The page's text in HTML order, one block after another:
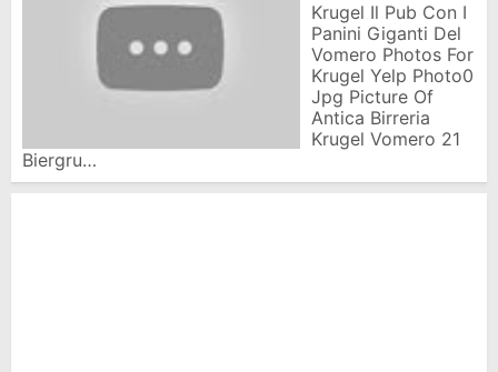
Krugel Il Pub Con I
Panini Giganti Del
Vomero Photos For
Krugel Yelp Photo0
Jpg Picture Of
Antica Birreria
Krugel Vomero 21
Biergru…